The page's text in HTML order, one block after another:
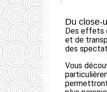
Du close-
Des effets
et de
des
Vous